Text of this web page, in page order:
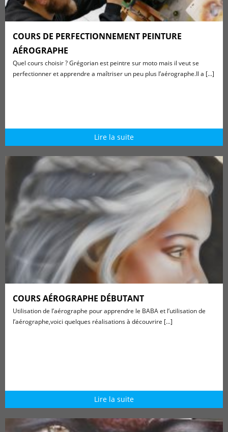
COURS DE PERFECTIONNEMENT PEINTURE
AÉROGRAPHE
Quel cours choisir ? Grégorian est peintre sur moto mais il veut se
perfectionner et apprendre a maîtriser un peu plus l’aérographe.Il a [...]
Lire la suite
COURS AÉROGRAPHE DÉBUTANT
Utilisation de l’aérographe pour apprendre le BABA et l’utilisation de
l’aérographe,voici quelques réalisations à découvrire [...]
Lire la suite